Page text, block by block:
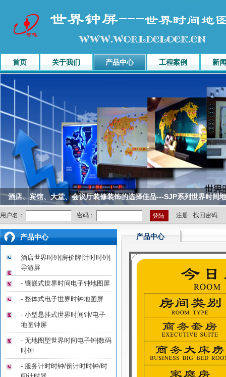
首页 关于我们 产品中心 工程案例 新
酒店、宾馆、大堂、会议厅装修装饰的选择佳品---SJP系列世界时间
用户名： 密码： 注册 找回密码
产品中心
酒店世界时钟|房价牌|计时时钟|
导游屏
- 镶嵌式世界时间电子钟地图屏
- 整体式电子世界时钟地图屏
- 小型悬挂式世界时间钟/电子
地图钟屏
- 无地图型世界时间电子钟|数码
时钟
- 服务计时时钟/倒计时时钟/时
产品中心